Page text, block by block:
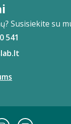
Susisiekite su
541